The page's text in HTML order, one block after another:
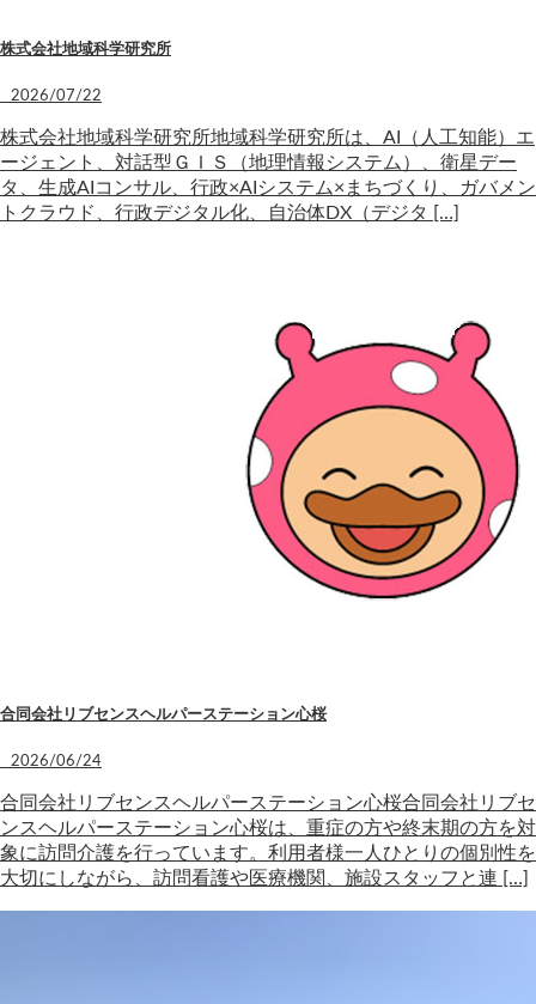
株式会社地域科学研究所
2026/07/22
株式会社地域科学研究所地域科学研究所は、AI（人工知能）エ
ージェント、対話型ＧＩＳ（地理情報システム）、衛星デー
タ、生成AIコンサル、行政×AIシステム×まちづくり、ガバメン
トクラウド、行政デジタル化、自治体DX（デジタ […]
合同会社リブセンスヘルパーステーション心桜
2026/06/24
合同会社リブセンスヘルパーステーション心桜合同会社リブセ
ンスヘルパーステーション心桜は、重症の方や終末期の方を対
象に訪問介護を行っています。利用者様一人ひとりの個別性を
大切にしながら、訪問看護や医療機関、施設スタッフと連 […]